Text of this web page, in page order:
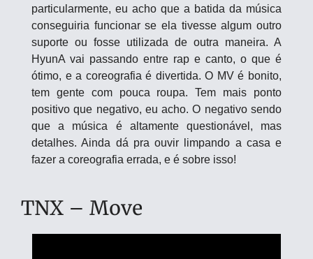
particularmente, eu acho que a batida da música
conseguiria funcionar se ela tivesse algum outro
suporte ou fosse utilizada de outra maneira. A
HyunA vai passando entre rap e canto, o que é
ótimo, e a coreografia é divertida. O MV é bonito,
tem gente com pouca roupa. Tem mais ponto
positivo que negativo, eu acho. O negativo sendo
que a música é altamente questionável, mas
detalhes. Ainda dá pra ouvir limpando a casa e
fazer a coreografia errada, e é sobre isso!
TNX – Move